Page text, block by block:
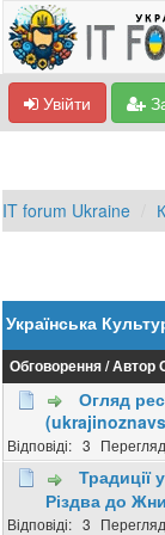
Увійти
IT forum Ukraine
Українська
Обговорення/Автор
Огляд
3
Традиції
Різдва до
3